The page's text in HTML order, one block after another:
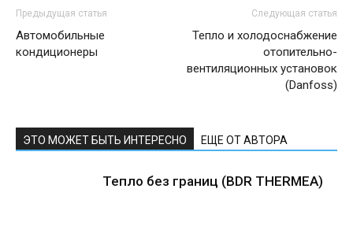
Предыдущая статья
Автомобильные
кондиционеры
Следующая статья
Тепло и холодоснабжение
отопительно-
вентиляционных установок
(Danfoss)
ЭТО МОЖЕТ БЫТЬ ИНТЕРЕСНО ЕЩЕ ОТ АВТОРА
Тепло без границ (BDR THERMEA)